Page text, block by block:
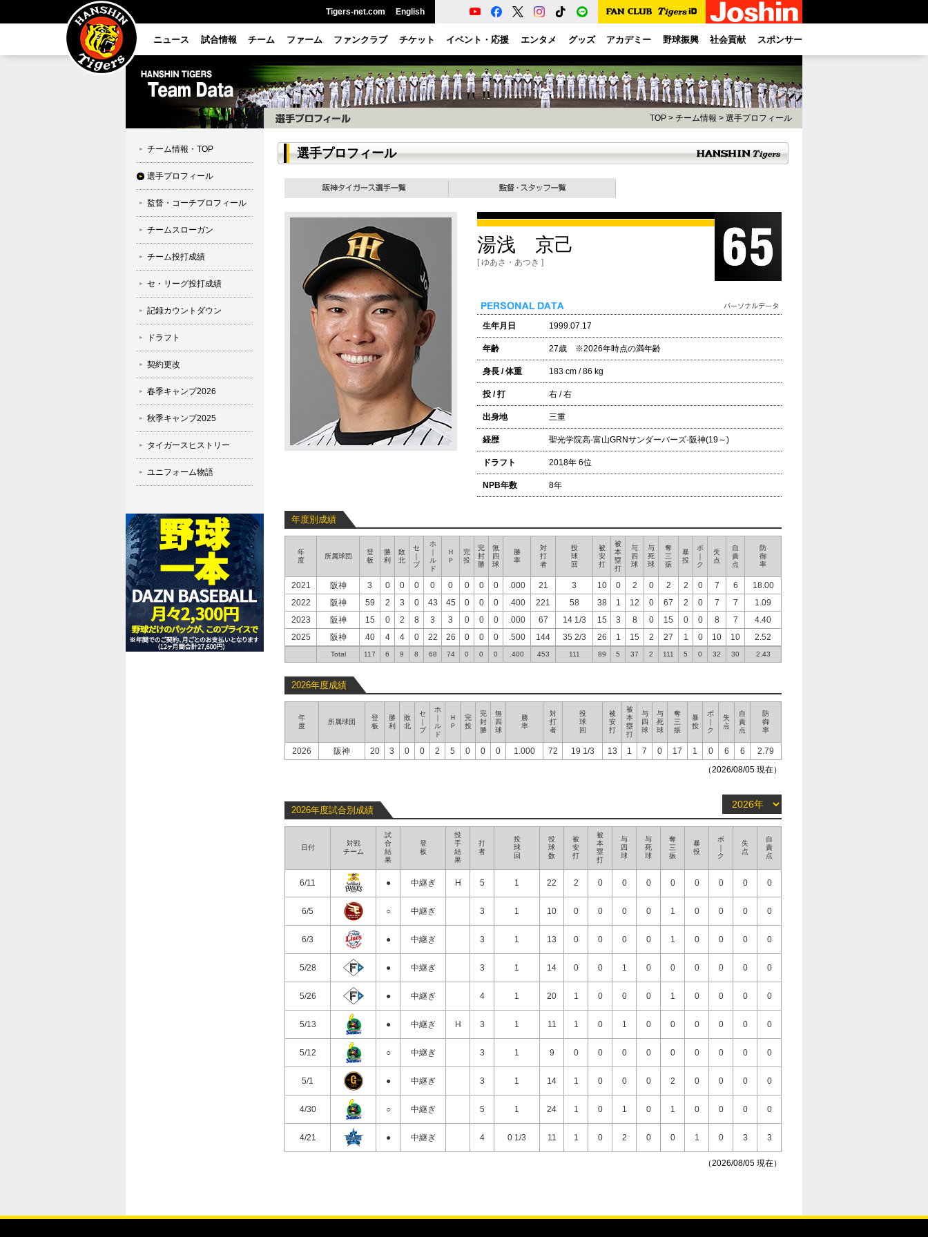
Tigers-net.com English
ニュース 試合情報 チーム ファーム ファンクラブ チケット イベント・応援 エンタメ グッズ アカデミー 野球振興 社会貢献 スポンサー
チーム情報・TOP
選手プロフィール
監督・コーチプロフィール
チームスローガン
チーム投打成績
セ・リーグ投打成績
記録カウントダウン
ドラフト
契約更改
春季キャンプ2026
秋季キャンプ2025
タイガースヒストリー
ユニフォーム物語
TOP > チーム情報 > 選手プロフィール
選手プロフィール
湯浅 京己
[ ゆあさ・あつき ]
生年月日 1999.07.17
年齢 27歳 ※2026年時点の満年齢
身長 / 体重 183 cm / 86 kg
投 / 打 右 / 右
出身地 三重
経歴 聖光学院高-富山GRNサンダーバーズ-阪神(19～)
ドラフト 2018年 6位
NPB年数 8年
年度別成績
年
度
所属球団
登
板
勝
利
敗
北
セ
｜
ブ
ホ
｜
ル
ド
Ｈ
Ｐ
完
投
完
封
勝
無
四
球
勝
率
対
打
者
投
球
回
被
安
打
被
本
塁
打
与
四
球
与
死
球
奪
三
振
暴
投
ボ
｜
ク
失
点
自
責
点
防
御
率
2021 阪神 3 0 0 0 0 0 0 0 0 .000 21 3 10 0 2 0 2 2 0 7 6
18.00
2022
阪神 59 2 3 0 43 45 0 0 0 .400 221 58 38 1 12 0 67 2 0 7 7
1.09
2023
阪神 15 0 2 8 3 3 0 0 0 .000 67 14 1/3 15 3 8 0 15 0 0 8 7
4.40
2025
阪神 40 4 4 0 22 26 0 0 0 .500 144 35 2/3 26 1 15 2 27 1 0 10 10 2.52
Total 117 6 9 8 68 74 0 0 0 .400 453 111 89 5 37 2 111 5 0 32 30 2.43
2026年度成績
年
度
所属球団
登
板
勝
利
敗
北
セ
｜
ブ
ホ
｜
ル
ド
Ｈ
Ｐ
完
投
完
封
勝
無
四
球
勝
率
対
打
者
投
球
回
被
安
打
被
本
塁
打
与
四
球
与
死
球
奪
三
振
暴
投
ボ
｜
ク
失
点
自
責
点
防
御
率
2026 阪神 20 3 0 0 2 5 0 0 0 1.000 72 19 1/3 13 1 7 0 17 1 0 6 6
2.79
（2026/08/05 現在）
2026年度試合別成績
日付
対戦
チーム
試
合
結
果
登
板
投
手
結
果
打
者
投
球
回
投
球
数
被
安
打
被
本
塁
打
与
四
球
与
死
球
奪
三
振
暴
投
ボ
｜
ク
失
点
自
責
点
6/11 ● 中継ぎ H 5 1 22 2 0 0 0 0 0 0 0 0
6/5 ○ 中継ぎ 3 1 10 0 0 0 0 1 0 0 0 0
6/3 ● 中継ぎ 3 1 13 0 0 0 0 1 0 0 0 0
5/28 ● 中継ぎ 3 1 14 0 0 1 0 0 0 0 0 0
5/26 ● 中継ぎ 4 1 20 1 0 0 0 1 0 0 0 0
5/13 ● 中継ぎ H 3 1 11 1 0 1 0 0 0 0 0 0
5/12 ○ 中継ぎ 3 1 9 0 0 0 0 0 0 0 0 0
5/1 ● 中継ぎ 3 1 14 1 0 0 0 2 0 0 0 0
4/30 ○ 中継ぎ 5 1 24 1 0 1 0 1 0 0 0 0
4/21 ● 中継ぎ 4 0 1/3 11 1 0 2 0 0 1 0 3 3
0 0 0
（2026/08/05 現在）